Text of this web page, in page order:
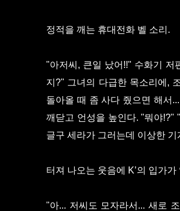
정적을 깨는 휴대전화 벨 소리.
"아저씨, 큰일 났어!!" 수화기 저
지?" 그녀의 다급한 목소리에,
돌아올 때 좀 사다 줬으면 해서
깨닫고 언성을 높인다. "뭐야!?"
글구 세라가 그러는데 이상한
터져 나오는 웃음에 K’의 입가가
"아... 저씨도 모자라서... 새로